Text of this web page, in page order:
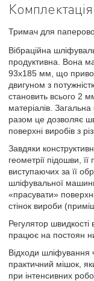
Комплектація
Тримач для
Вібраційна
продуктивна. Вона
93х185 мм, що
двигуном з
становить всього 2
матеріалів.
разом це дозволяє
поверхні виробів з
Завдяки
геометрії підошви, її
виступаючих за її
шліфувальної
«прасувати»
стінок вироби
Регулятор швидкості
працює на постоян
Відходи шліфування
практичний мішок,
при інтенсивних